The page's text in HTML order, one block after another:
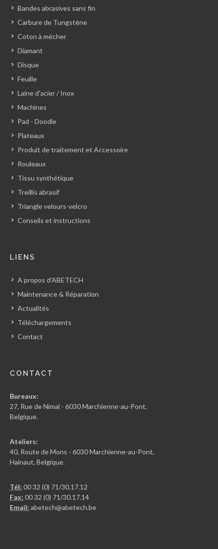
Bandes abrasives sans fin
Carbure de Tungstène
Coton à mécher
Diamant
Disque
Feuille
Laine d'acier / Inox
Machines
Pad - Doodle
Plateaux
Produit de traitement et Accessoire
Rouleaux
Tissu synthétique
Treillis abrasif
Triangle velours-velcro
Conseils et instructions
LIENS
A propos d'ABETECH
Maintenance & Réparation
Actualités
Téléchargements
Contact
CONTACT
Bureaux:
27, Rue de Nimal - 6030 Marchienne-au-Pont,
Belgique.
Ateliers:
40, Route de Mons - 6030 Marchienne-au-Pont,
Hainaut, Belgique.
Tél: 00 32 (0) 71/30.17.12
Fax: 00 32 (0) 71/30.17.14
Email: abetech@abetech.be